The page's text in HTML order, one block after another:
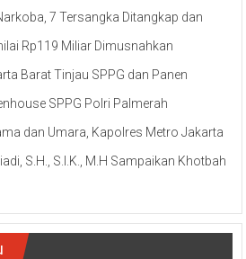
7 Tersangka Ditangkap dan
Rp119 Miliar Dimusnahkan
Barat Tinjau SPPG dan Panen
SPPG Polri Palmerah
dan Umara, Kapolres Metro Jakarta
S.H., S.I.K., M.H Sampaikan Khotbah